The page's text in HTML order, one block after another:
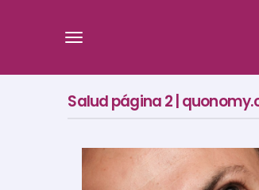
Salud página 2 |